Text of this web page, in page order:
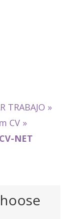
TRABAJO »
CV»
NET